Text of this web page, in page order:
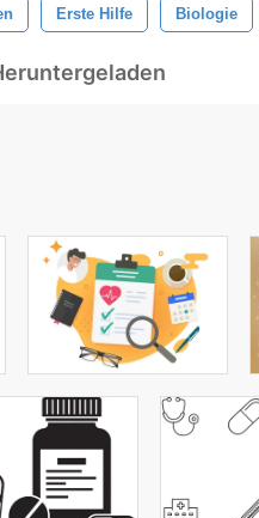
Erste Hilfe Biologie